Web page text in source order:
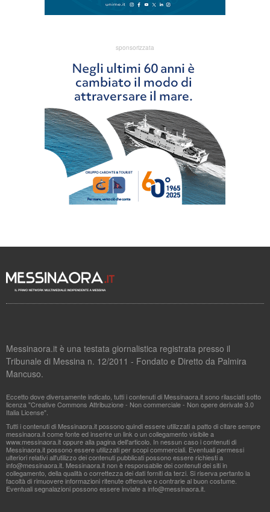
sponsorizzata
Messinaora.it è una testata giornalistica registrata presso il
Tribunale di Messina n. 12/2011 - Fondato e Diretto da Palmira
Mancuso.
Eccetto dove diversamente indicato, tutti i contenuti di Messinaora.it sono rilasciati sotto
licenza "Creative Commons Attribuzione - Non commerciale - Non opere derivate 3.0
Italia License".
Tutti i contenuti di Messinaora.it possono quindi essere utilizzati a patto di citare sempre
messinaora.it come fonte ed inserire un link o un collegamento visibile a
www.messinaora.it oppure alla pagina dell'articolo. In nessun caso i contenuti di
Messinaora.it possono essere utilizzati per scopi commerciali. Eventuali permessi
ulteriori relativi all'utilizzo dei contenuti pubblicati possono essere richiesti a
info@messinaora.it. Messinaora.it non è responsabile dei contenuti dei siti in
collegamento, della qualità o correttezza dei dati forniti da terzi. Si riserva pertanto la
facoltà di rimuovere informazioni ritenute offensive o contrarie al buon costume.
Eventuali segnalazioni possono essere inviate ainfo@messinaora.it.